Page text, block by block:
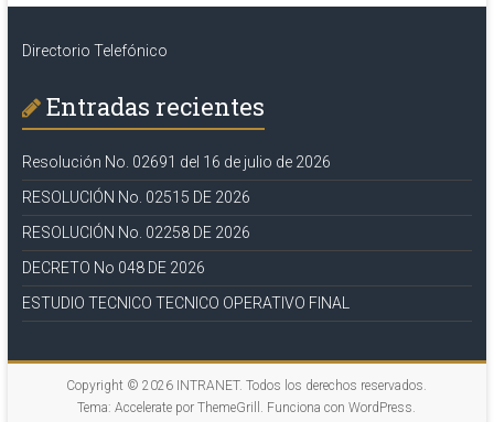
Directorio Telefónico
Entradas recientes
Resolución No. 02691 del 16 de julio de 2026
RESOLUCIÓN No. 02515 DE 2026
RESOLUCIÓN No. 02258 DE 2026
DECRETO No 048 DE 2026
ESTUDIO TECNICO TECNICO OPERATIVO FINAL
Copyright © 2026 INTRANET. Todos los derechos reservados.
Tema:Accelerate por ThemeGrill. Funciona conWordPress.